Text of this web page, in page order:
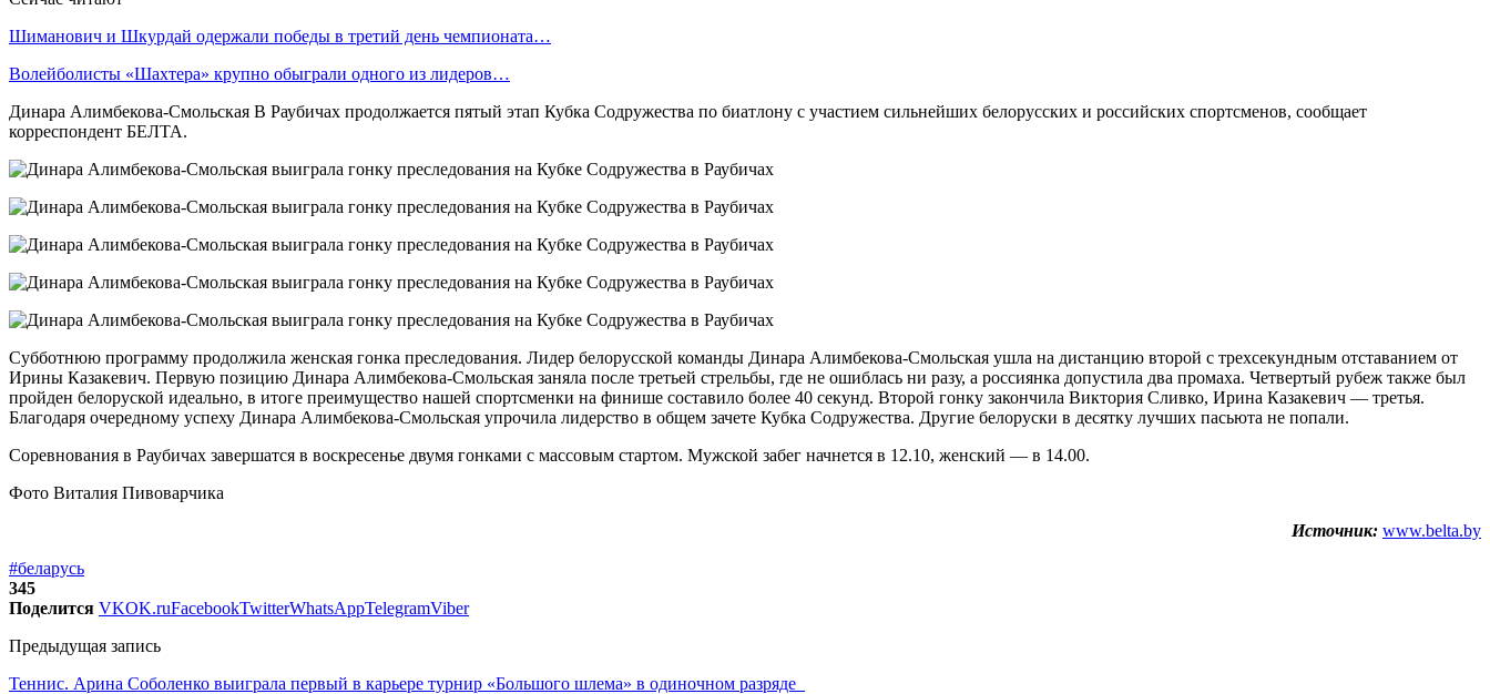
Шиманович и Шкурдай одержали победы в третий день чемпионата…
Волейболисты «Шахтера» крупно обыграли одного из лидеров…
Динара Алимбекова-Смольская В Раубичах продолжается пятый этап Кубка Содружества по биатлону с участием сильнейших белорусских и российских спортсменов, сообщает
корреспондент БЕЛТА.
Субботнюю программу продолжила женская гонка преследования. Лидер белорусской команды Динара Алимбекова-Смольская ушла на дистанцию второй с трехсекундным отставанием от
Ирины Казакевич. Первую позицию Динара Алимбекова-Смольская заняла после третьей стрельбы, где не ошиблась ни разу, а россиянка допустила два промаха. Четвертый рубеж также был
пройден белоруской идеально, в итоге преимущество нашей спортсменки на финише составило более 40 секунд. Второй гонку закончила Виктория Сливко, Ирина Казакевич — третья.
Благодаря очередному успеху Динара Алимбекова-Смольская упрочила лидерство в общем зачете Кубка Содружества. Другие белоруски в десятку лучших пасьюта не попали.
Соревнования в Раубичах завершатся в воскресенье двумя гонками с массовым стартом. Мужской забег начнется в 12.10, женский — в 14.00.
Фото Виталия Пивоварчика
Источник: www.belta.by
#беларусь
345
Поделится VKOK.ruFacebookTwitterWhatsAppTelegramViber
Предыдущая запись
Теннис. Арина Соболенко выиграла первый в карьере турнир «Большого шлема» в одиночном разряде